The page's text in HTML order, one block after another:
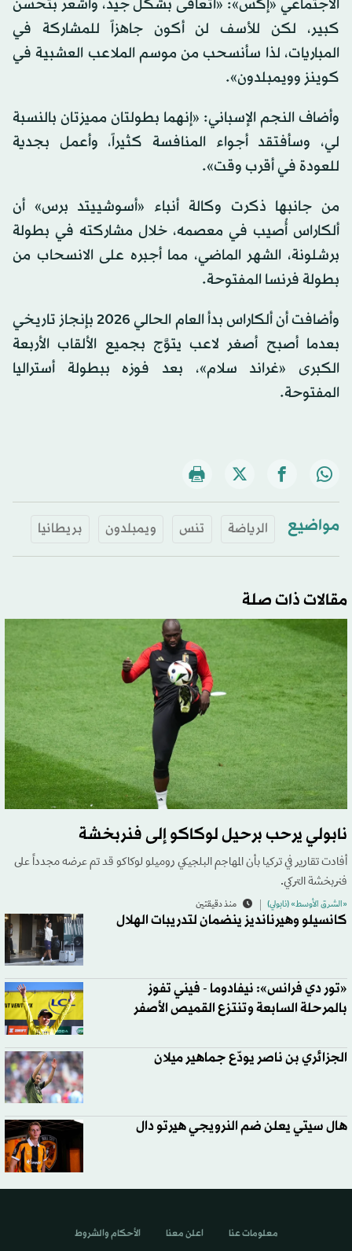
الاجتماعي «إكس»: «أتعافى بشكل جيد، وأشعر بتحسن
كبير، لكن للأسف لن أكون جاهزاً للمشاركة في
المباريات، لذا سأنسحب من موسم الملاعب العشبية في
كوينز وويمبلدون».
وأضاف النجم الإسباني: «إنهما بطولتان مميزتان بالنسبة
لي، وسأفتقد أجواء المنافسة كثيراً، وأعمل بجدية
للعودة في أقرب وقت».
من جانبها ذكرت وكالة أنباء «أسوشييتد برس» أن
ألكاراس أُصيب في معصمه، خلال مشاركته في بطولة
برشلونة، الشهر الماضي، مما أجبره على الانسحاب من
بطولة فرنسا المفتوحة.
وأضافت أن ألكاراس بدأ العام الحالي 2026 بإنجاز تاريخي
بعدما أصبح أصغر لاعب يتوَّج بجميع الألقاب الأربعة
الكبرى «غراند سلام»، بعد فوزه ببطولة أستراليا
المفتوحة.
مواضيع الرياضة تنس ويمبلدون بريطانيا
مقالات ذات صلة
نابولي يرحب برحيل لوكاكو إلى فنربخشة
أفادت تقارير في تركيا بأن المهاجم البلجيكي روميلو لوكاكو قد تم عرضه مجدداً على
فنربخشة التركي.
«الشرق الأوسط» (نابولي) منذ دقيقتين
كانسيلو وهيرنانديز ينضمان لتدريبات الهلال
«تور دي فرانس»: نيفادوما - فيني تفوز
بالمرحلة السابعة وتنتزع القميص الأصفر
الجزائري بن ناصر يودّع جماهير ميلان
هال سيتي يعلن ضم النرويجي هيرتو دال
معلومات عنا اعلن معنا الأحكام والشروط